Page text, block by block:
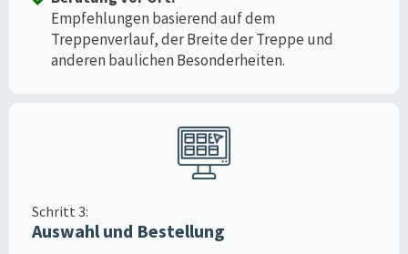
Empfehlungen basierend auf dem
Treppenverlauf, der Breite der Treppe und
anderen baulichen Besonderheiten.
Schritt 3:
Auswahl und Bestellung